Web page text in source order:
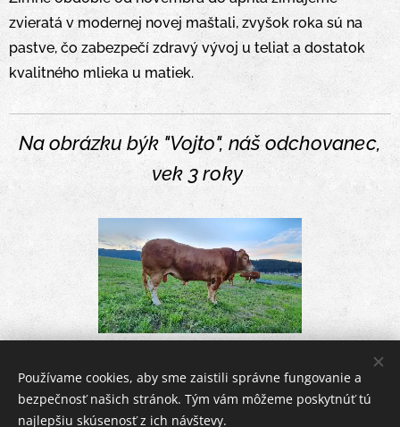
zvieratá v modernej novej maštali, zvyšok roka sú na
pastve, čo zabezpečí zdravý vývoj u teliat a dostatok
kvalitného mlieka u matiek.
Na obrázku býk "Vojto", náš odchovanec,
vek 3 roky
© BiofarmaTURIE,a.s.
Používame cookies, aby sme zaistili správne fungovanie a
bezpečnosť našich stránok. Tým vám môžeme poskytnúť tú
najlepšiu skúsenosť z ich návštevy.